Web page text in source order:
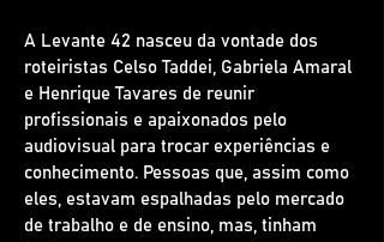
A Levante 42 nasceu da vontade dos
roteiristas Celso Taddei, Gabriela Amaral
e Henrique Tavares de reunir
profissionais e apaixonados pelo
audiovisual para trocar experiências e
conhecimento. Pessoas que, assim como
eles, estavam espalhadas pelo mercado
de trabalho e de ensino, mas, tinham